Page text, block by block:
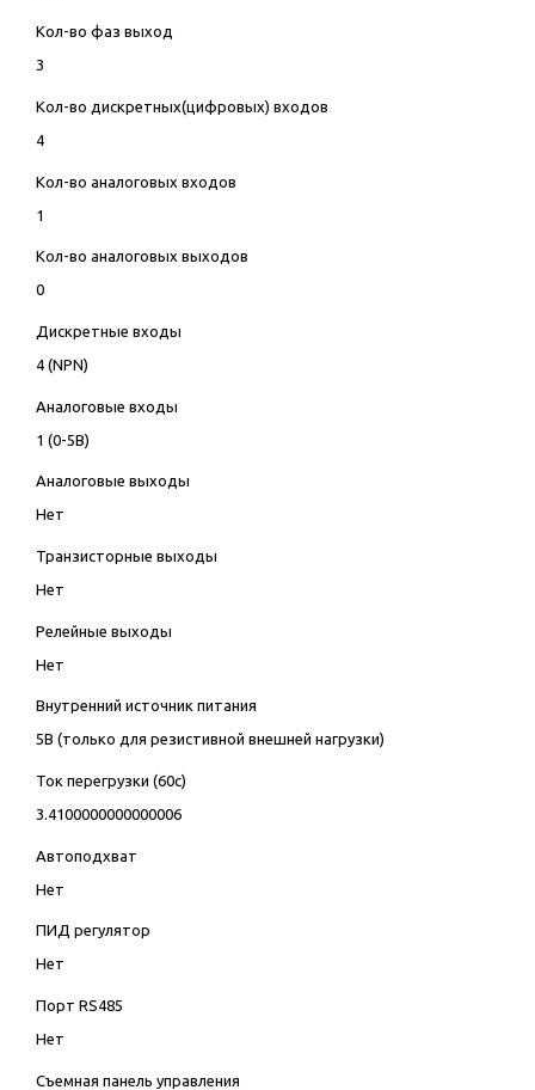
Кол-во фаз выход
3
Кол-во дискретных(цифровых) входов
4
Кол-во аналоговых входов
1
Кол-во аналоговых выходов
0
Дискретные входы
4 (NPN)
Аналоговые входы
1 (0-5В)
Аналоговые выходы
Нет
Транзисторные выходы
Нет
Релейные выходы
Нет
Внутренний источник питания
5В (только для резистивной внешней нагрузки)
Ток перегрузки (60с)
3.4100000000000006
Автоподхват
Нет
ПИД регулятор
Нет
Порт RS485
Нет
Съемная панель управления